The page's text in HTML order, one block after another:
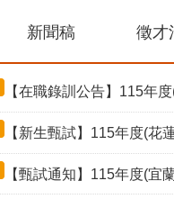
新聞稿 徵才
【在職錄訓公告】115年度(泰
【新生甄試】115年度(花蓮)職前訓練
【甄試通知】115年度(宜蘭)職前訓